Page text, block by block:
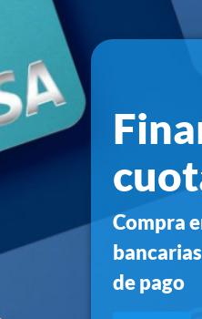
Compra
de pago